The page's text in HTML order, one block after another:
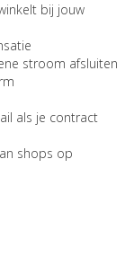
bij jouw
stroom afsluiten
als je contract
shops op